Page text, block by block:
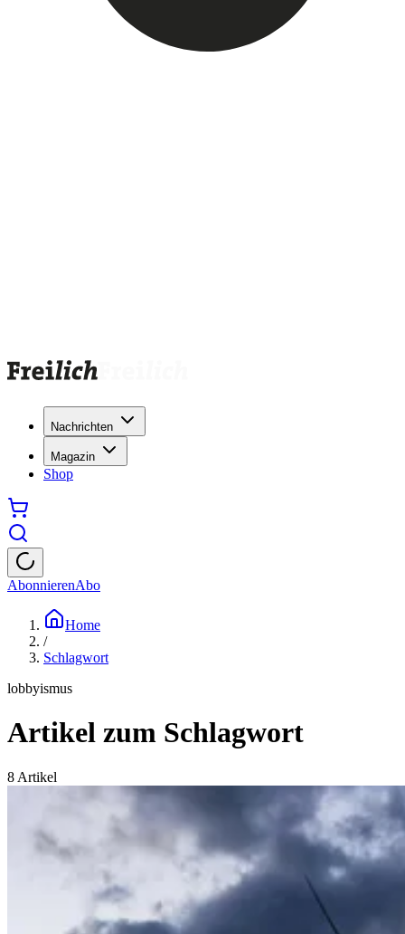
Nachrichten
Magazin
Shop
AbonnierenAbo
Home
/
Schlagwort
lobbyismus
Artikel zum Schlagwort
8 Artikel